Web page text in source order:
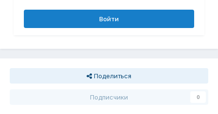
Войти
Поделиться
Подписчики 0